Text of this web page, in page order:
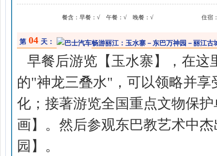
餐含： 早餐：√ 午餐：√ 晚餐：√ 住宿
第 04 天： 畅游丽江：玉水寨－东巴万神园－丽江古
早餐后游览【玉水寨】，在这
的"神龙三叠水"，可以领略并享
化；接著游览全国重点文物保
画】。然后参观东巴教艺术中
园】。